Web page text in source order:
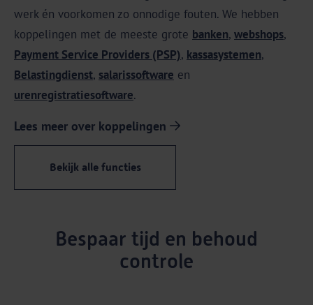
werk én voorkomen zo onnodige fouten. We hebben
koppelingen met de meeste grote banken, webshops,
Payment Service Providers (PSP), kassasystemen,
Belastingdienst, salarissoftware en
urenregistratiesoftware.
Lees meer over koppelingen
Bekijk alle functies
Bespaar tijd en behoud
controle